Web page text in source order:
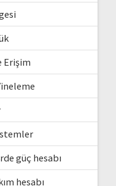
Erişim
güç hesabı
hesabı